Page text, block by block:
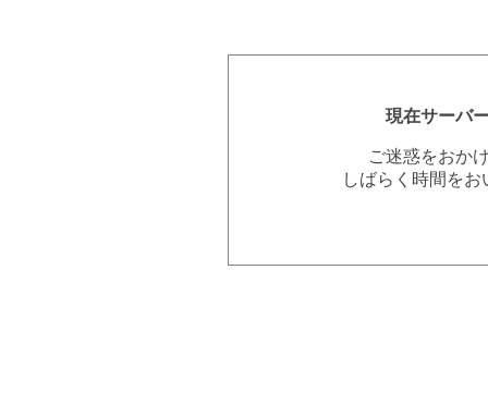
現在サーバ
ご迷惑をおか
しばらく時間を